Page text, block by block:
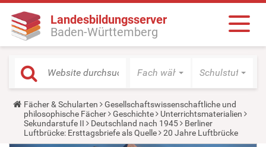
Landesbildungsserver
Baden-Württemberg
Fach wählen Schulstufe
Y
o
u
a
r
Fächer & Schularten
Gesellschaftswissenschaftliche und
philosophische Fächer
Geschichte
Unterrichtsmaterialien
Sekundarstufe II
Deutschland nach 1945
Berliner
Luftbrücke: Ersttagsbriefe als Quelle
20 Jahre Luftbrücke